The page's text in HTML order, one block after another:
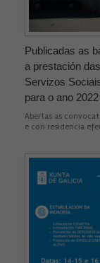
Publicadas as
a prestación
Servizos
para o ano 2022
Abertas as
e con residencia